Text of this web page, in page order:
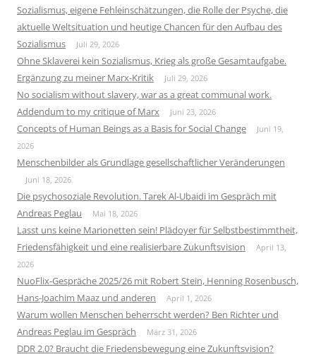
Sozialismus, eigene Fehleinschätzungen, die Rolle der Psyche, die
aktuelle Weltsituation und heutige Chancen für den Aufbau des
Sozialismus
Juli 29, 2026
Ohne Sklaverei kein Sozialismus, Krieg als große Gesamtaufgabe.
Ergänzung zu meiner Marx-Kritik
Juli 29, 2026
No socialism without slavery, war as a great communal work.
Addendum to my critique of Marx
Juni 23, 2026
Concepts of Human Beings as a Basis for Social Change
Juni 19,
2026
Menschenbilder als Grundlage gesellschaftlicher Veränderungen
Juni 18, 2026
Die psychosoziale Revolution. Tarek Al-Ubaidi im Gespräch mit
Andreas Peglau
Mai 18, 2026
Lasst uns keine Marionetten sein! Plädoyer für Selbstbestimmtheit,
Friedensfähigkeit und eine realisierbare Zukunftsvision
April 13,
2026
NuoFlix-Gespräche 2025/26 mit Robert Stein, Henning Rosenbusch,
Hans-Joachim Maaz und anderen
April 1, 2026
Warum wollen Menschen beherrscht werden? Ben Richter und
Andreas Peglau im Gespräch
März 31, 2026
DDR 2.0? Braucht die Friedensbewegung eine Zukunftsvision?